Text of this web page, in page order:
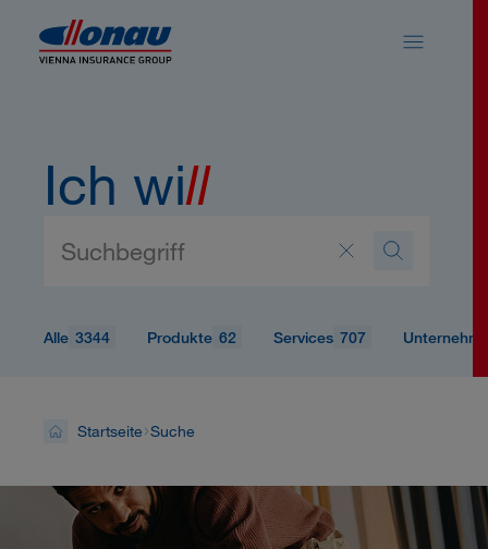
Ich will
Alle 3344 Produkte 62 Services 707
Startseite Suche